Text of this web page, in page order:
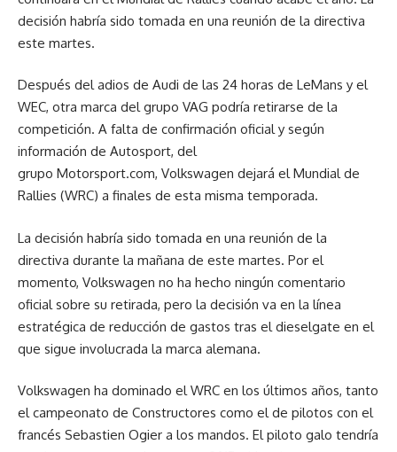
decisión habría sido tomada en una reunión de la directiva
este martes.
Después del adios de Audi de las 24 horas de LeMans y el
WEC, otra marca del grupo VAG podría retirarse de la
competición. A falta de confirmación oficial y según
información de Autosport, del
grupo Motorsport.com, Volkswagen dejará el Mundial de
Rallies (WRC) a finales de esta misma temporada.
La decisión habría sido tomada en una reunión de la
directiva durante la mañana de este martes. Por el
momento, Volkswagen no ha hecho ningún comentario
oficial sobre su retirada, pero la decisión va en la línea
estratégica de reducción de gastos tras el dieselgate en el
que sigue involucrada la marca alemana.
Volkswagen ha dominado el WRC en los últimos años, tanto
el campeonato de Constructores como el de pilotos con el
francés Sebastien Ogier a los mandos. El piloto galo tendría